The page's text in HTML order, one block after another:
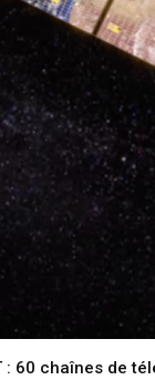
: 60 chaînes de